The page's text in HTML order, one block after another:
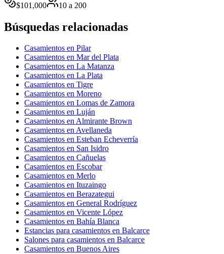
$101,000 10 a 200
Búsquedas relacionadas
Casamientos en Pilar
Casamientos en Mar del Plata
Casamientos en La Matanza
Casamientos en La Plata
Casamientos en Tigre
Casamientos en Moreno
Casamientos en Lomas de Zamora
Casamientos en Luján
Casamientos en Almirante Brown
Casamientos en Avellaneda
Casamientos en Esteban Echeverría
Casamientos en San Isidro
Casamientos en Cañuelas
Casamientos en Escobar
Casamientos en Merlo
Casamientos en Ituzaingo
Casamientos en Berazategui
Casamientos en General Rodríguez
Casamientos en Vicente López
Casamientos en Bahía Blanca
Estancias para casamientos en Balcarce
Salones para casamientos en Balcarce
Casamientos en Buenos Aires